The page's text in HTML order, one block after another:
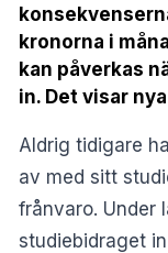
kronorna i
kan påverkas
in. Det visar
Aldrig tidigare
av med sitt
frånvaro. Under
studiebidraget